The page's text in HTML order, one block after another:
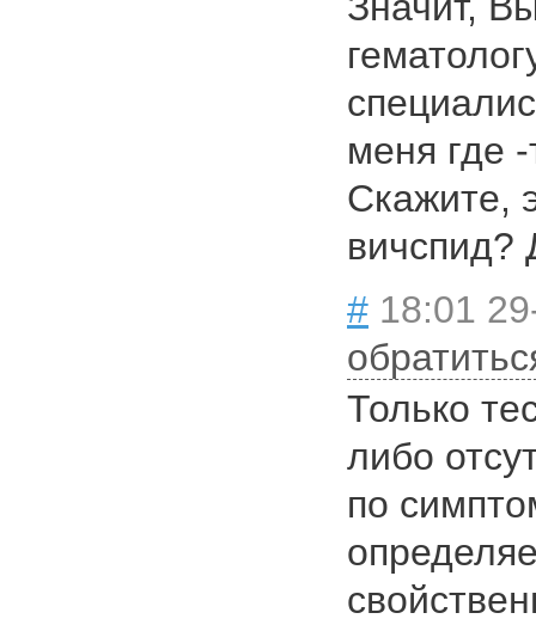
меня где
Скажите,
вичспид?
# 18:01
Только
либо
по